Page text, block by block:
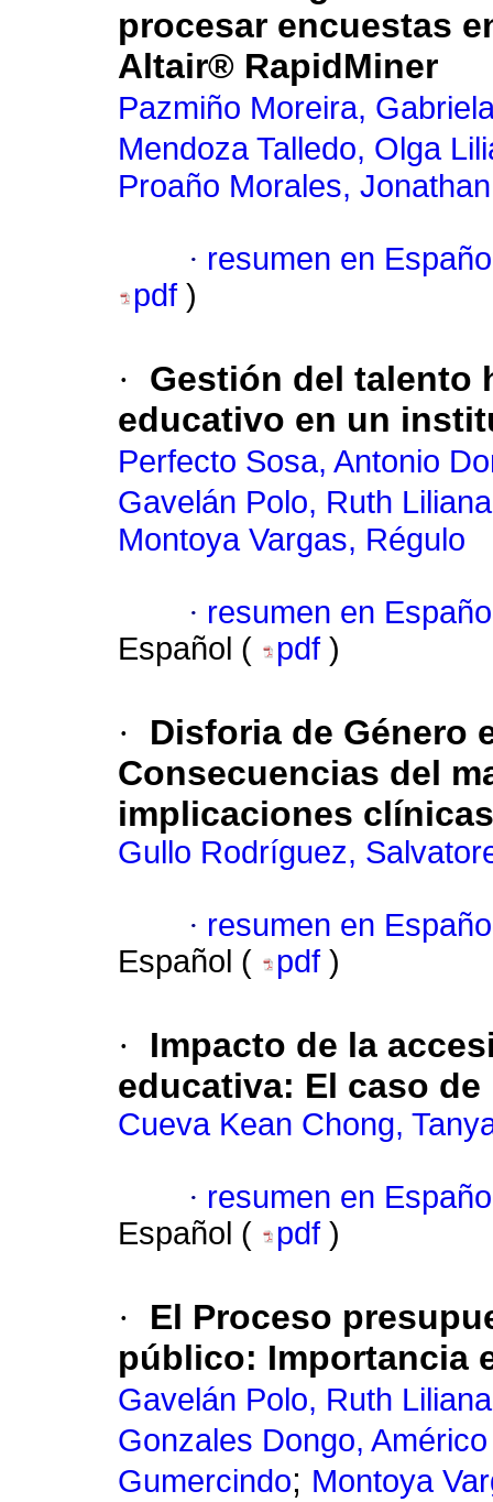
procesar encuestas
Altair® RapidMiner
Pazmiño Moreira,
Mendoza Talledo, Olga
Proaño Morales,
· resumen en
pdf )
·
Gestión del talento
educativo en un
Perfecto Sosa, Antonio
Gavelán Polo, Ruth Liliana
Montoya Vargas, Régulo
· resumen en
Español (
pdf )
·
Disforia de Género
Consecuencias del
implicaciones clínicas
Gullo Rodríguez,
· resumen en
Español (
pdf )
·
Impacto de la
educativa: El caso
Cueva Kean Chong,
· resumen en
Español (
pdf )
·
El Proceso
público: Importancia
Gavelán Polo, Ruth Liliana
Gonzales Dongo,
Gumercindo; Montoya